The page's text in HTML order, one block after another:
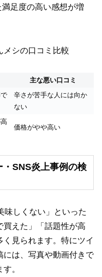
足度の高い感想が増
メシの口コミ比較
主な悪い口コミ
辛さが苦手な人には向か
ない
価格がやや高い
SNS炎上事例の検
味しくない」といった
買えた」「話題性が高
見られます。特にツイ
には、写真や動画付きで
。